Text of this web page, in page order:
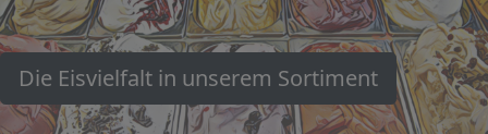
Die Eisvielfalt in unserem Sortiment